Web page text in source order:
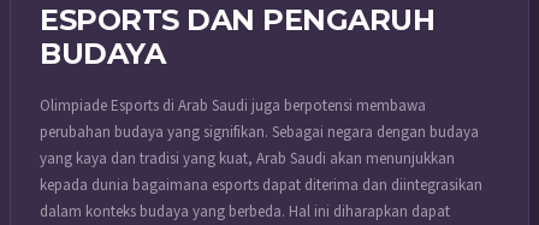
ESPORTS DAN PENGARUH
BUDAYA
Olimpiade Esports di Arab Saudi juga berpotensi membawa
perubahan budaya yang signifikan. Sebagai negara dengan budaya
yang kaya dan tradisi yang kuat, Arab Saudi akan menunjukkan
kepada dunia bagaimana esports dapat diterima dan diintegrasikan
dalam konteks budaya yang berbeda. Hal ini diharapkan dapat